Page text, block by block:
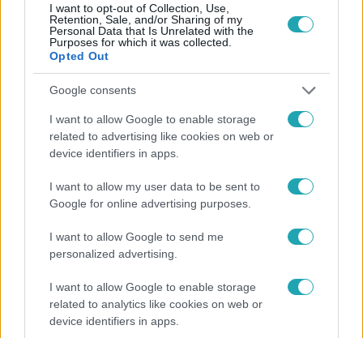
I want to opt-out of Collection, Use,
Retention, Sale, and/or Sharing of my
Personal Data that Is Unrelated with the
Purposes for which it was collected.
Opted Out
Google consents
I want to allow Google to enable storage
related to advertising like cookies on web or
device identifiers in apps.
I want to allow my user data to be sent to
Google for online advertising purposes.
I want to allow Google to send me
personalized advertising.
I want to allow Google to enable storage
related to analytics like cookies on web or
device identifiers in apps.
Népszerű
Öt gyereket neveltek fel közösen – szinte sosem